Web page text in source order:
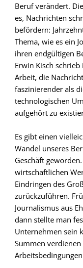
Beruf verändert.
es, Nachrichten
befördern:
Thema, wie es ein
ihren endgültigen
Erwin Kisch
Arbeit, die
faszinierender als
technologischen
aufgehört zu
Es gibt einen
Wandel unseres
Geschäft
wirtschaftlichen
Eindringen des
zurückzuführen.
Journalismus aus
dann stellte man
Unternehmen sein
Summen